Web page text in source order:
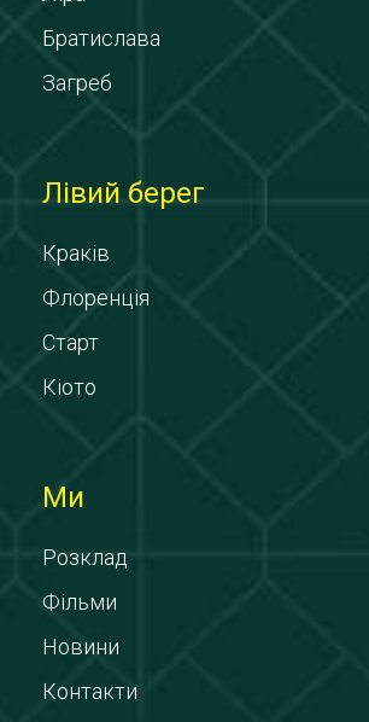
Братислава
Загреб
Лівий берег
Краків
Флоренція
Старт
Кіото
Ми
Розклад
Фільми
Новини
Контакти